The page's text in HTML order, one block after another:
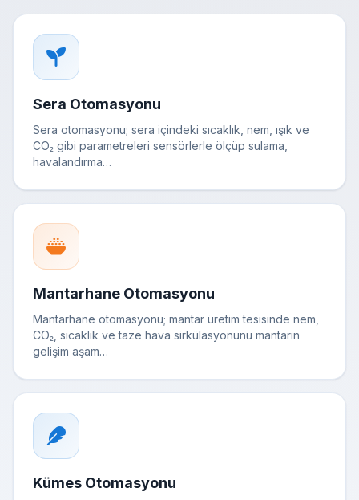
Sera Otomasyonu
Sera otomasyonu; sera içindeki sıcaklık, nem, ışık ve
CO₂ gibi parametreleri sensörlerle ölçüp sulama,
havalandırma…
Mantarhane Otomasyonu
Mantarhane otomasyonu; mantar üretim tesisinde nem,
CO₂, sıcaklık ve taze hava sirkülasyonunu mantarın
gelişim aşam…
Kümes Otomasyonu